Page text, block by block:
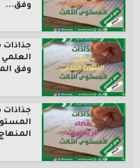
وفق...
وفق
جذاذات